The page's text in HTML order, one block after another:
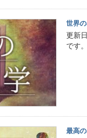
世界
更新
です
最高